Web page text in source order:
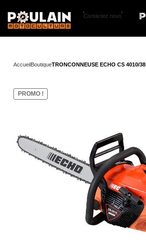
Contactez nous
AccueilBoutiqueTRONCONNEUSE ECHO CS 4010/38
PROMO !